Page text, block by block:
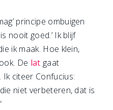
principe ombuigen
nooit goed.’ Ik blijf
ik maak. Hoe klein,
De lat gaat
citeer Confucius:
niet verbeteren, dat is